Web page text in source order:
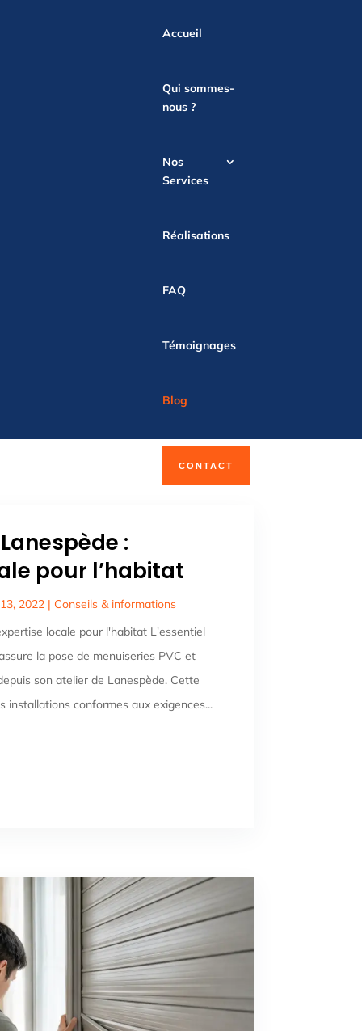
Accueil
Qui sommes-
nous ?
Nos
Services
Réalisations
FAQ
Témoignages
Blog
CONTACT
:
pour l’habitat
2022 | Conseils & informations
locale pour l'habitat L'essentiel
la pose de menuiseries PVC et
son atelier de Lanespède. Cette
installations conformes aux exigences...